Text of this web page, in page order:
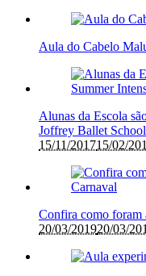
Aula do Cabelo
Alunas da Escola
Joffrey Ballet
15/11/201715/02/
Confira como foram
20/03/201920/03/